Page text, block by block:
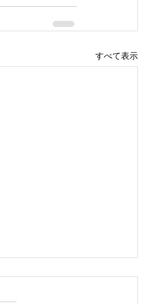
すべて表示